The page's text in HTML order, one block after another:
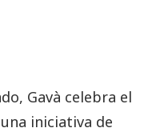
Gavà celebra el
iniciativa de